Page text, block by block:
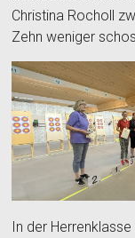
Christina Rocholl
Zehn weniger
In der